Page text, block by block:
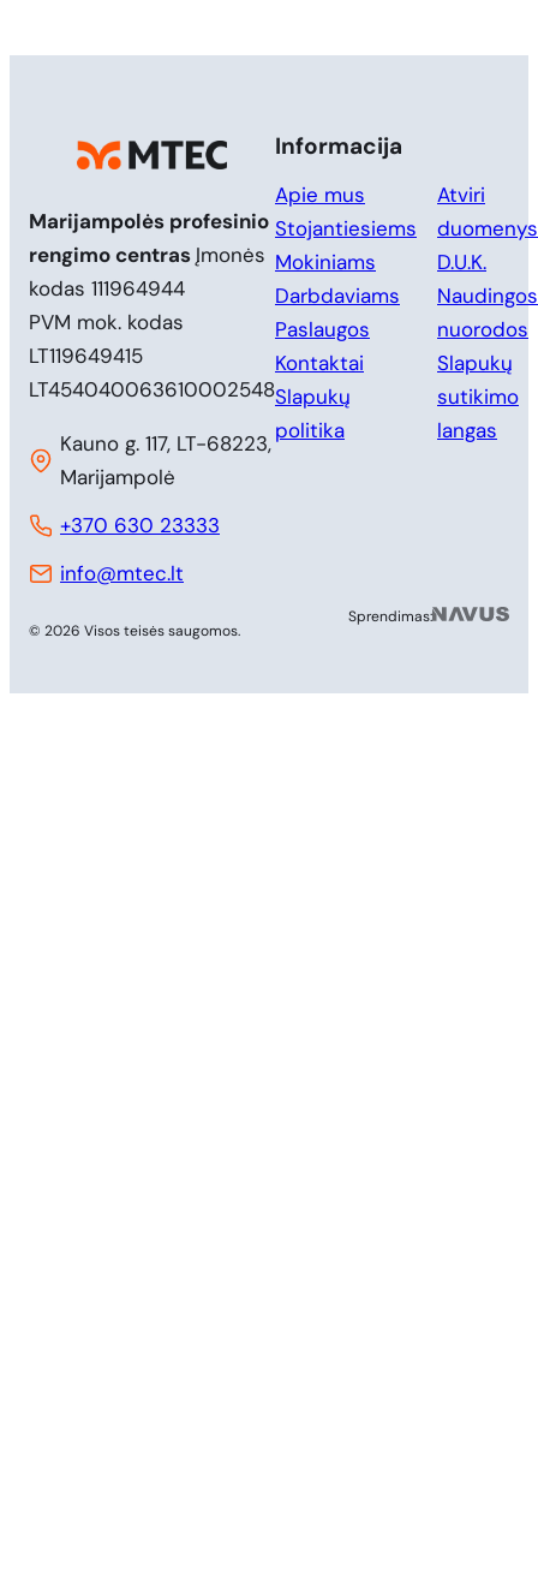
Marijampolės profesinio
rengimo centras Įmonės
kodas 111964944
PVM mok. kodas
LT119649415
LT454040063610002548
Kauno g. 117, LT-68223,
Marijampolė
+370 630 23333
info@mtec.lt
Informacija
Apie mus
Stojantiesiems
Mokiniams
Darbdaviams
Paslaugos
Kontaktai
Slapukų
politika
Atviri
duomenys
D.U.K.
Naudingos
nuorodos
Slapukų
sutikimo
langas
© 2026 Visos teisės saugomos.
Sprendimas: MB